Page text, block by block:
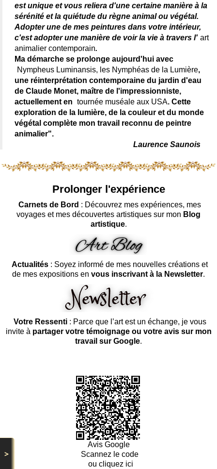
>
est unique et vous reliera d'une certaine manière à la
sérénité et la quiétude du règne animal ou végétal.
Adopter une de mes peintures dans votre intérieur,
c'est adopter une manière de voir la vie à travers l' art
animalier contemporain.
Ma démarche se prolonge aujourd'hui avec
Nympheus Luminansis, les Nymphéas de la Lumière,
une réinterprétation contemporaine du jardin d'eau
de Claude Monet, maître de l'impressionniste,
actuellement en tournée muséale aux USA. Cette
exploration de la lumière, de la couleur et du monde
végétal complète mon travail reconnu de peintre
animalier".
Laurence Saunois
Prolonger l'expérience
Carnets de Bord : Découvrez mes expériences, mes
voyages et mes découvertes artistiques sur mon Blog
artistique.
Actualités : Soyez informé de mes nouvelles créations et
de mes expositions en vous inscrivant à la Newsletter.
Votre Ressenti: Parce que l’art est un échange, je vous
invite à partager votre témoignage ou votre avis sur mon
travail sur Google.
Avis Google
Scannez le code
ou cliquez ici